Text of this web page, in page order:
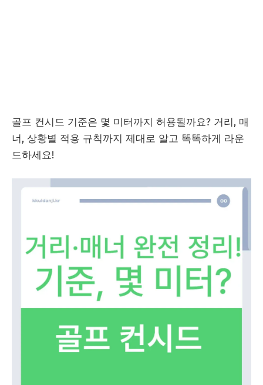
골프 컨시드 기준은 몇 미터까지 허용될까요? 거리, 매
너, 상황별 적용 규칙까지 제대로 알고 똑똑하게 라운
드하세요!